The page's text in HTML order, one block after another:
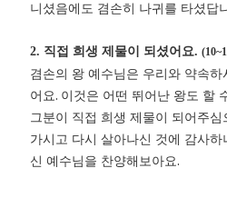
니셨음에도 겸손히 나귀를 타셨답
2. 직접 희생 제물이 되셨어요.
겸손의 왕 예수님은 우리와 약속하
어요 . 이것은 어떤 뛰어난 왕도 할
그분이 직접 희생 제물이 되어주
가시고 다시 살아나신 것에 감사하
신 예수님을 찬양해보아요 .